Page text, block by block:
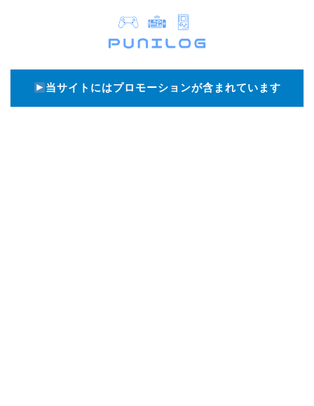
当サイトにはプロモーションが含まれています